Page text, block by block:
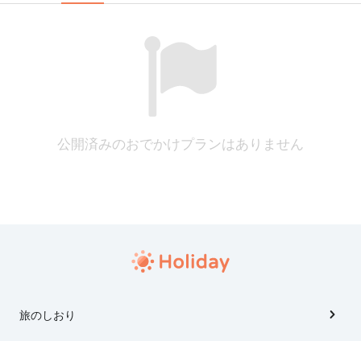
公開済みのおでかけプランはありません
旅のしおり